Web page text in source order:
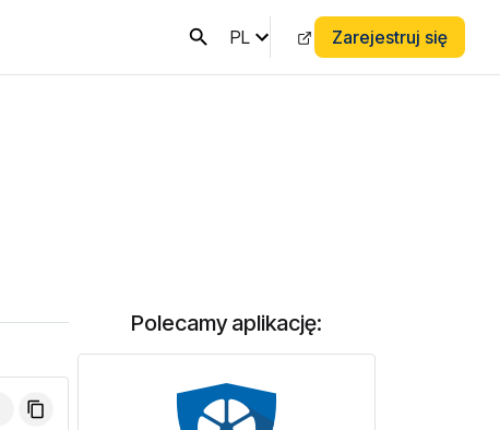
PL Zarejestruj się
Polecamy aplikację: